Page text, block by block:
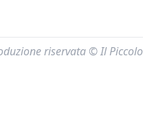
riservata © Il Piccolo